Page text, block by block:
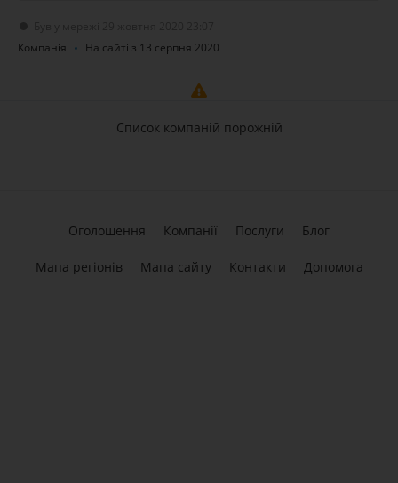
Компанія
На сайті з 13 серпня 2020
Список компаній порожній
Оголошення Компанії Послуги Блог
Мапа регіонів Мапа сайту Контакти Допомога